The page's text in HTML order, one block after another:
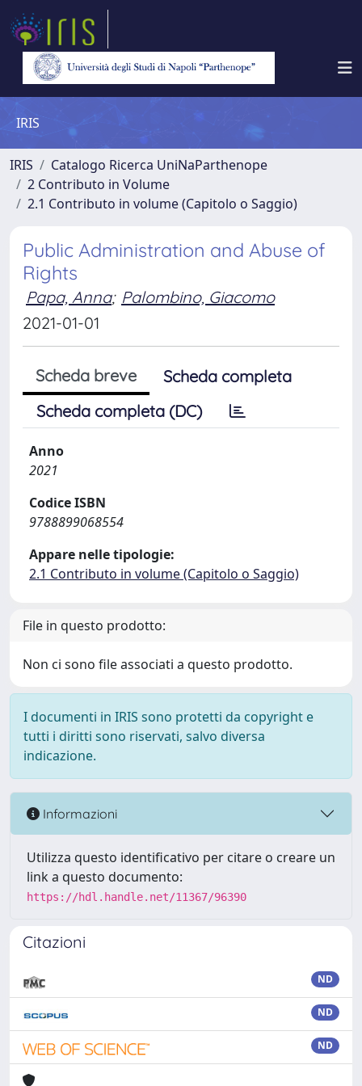
IRIS
IRIS
Catalogo Ricerca UniNaParthenope
2 Contributo in Volume
2.1 Contributo in volume (Capitolo o Saggio)
Public Administration and Abuse of
Rights
Papa, Anna; Palombino, Giacomo
2021-01-01
Scheda breve
Scheda completa
Scheda completa (DC)
Anno
2021
Codice ISBN
9788899068554
Appare nelle tipologie:
2.1 Contributo in volume (Capitolo o Saggio)
File in questo prodotto:
Non ci sono file associati a questo prodotto.
I documenti in IRIS sono protetti da copyright e
tutti i diritti sono riservati, salvo diversa
indicazione.
Informazioni
Utilizza questo identificativo per citare o creare un
link a questo documento:
https://hdl.handle.net/11367/96390
Citazioni
ND
ND
ND